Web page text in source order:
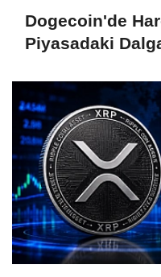
Dogecoin'de
Piyasadaki